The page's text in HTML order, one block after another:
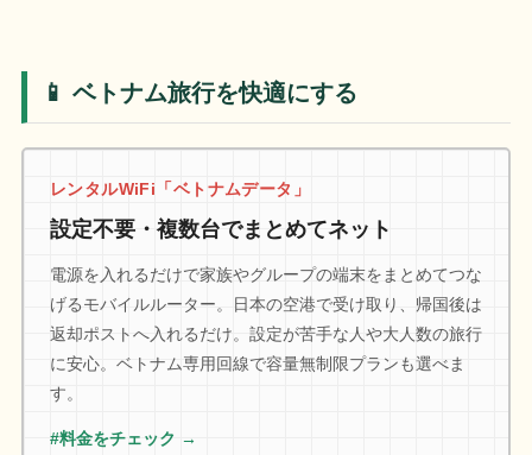
📱 ベトナム旅行を快適にする
レンタルWiFi「ベトナムデータ」
設定不要・複数台でまとめてネット
電源を入れるだけで家族やグループの端末をまとめてつな
げるモバイルルーター。日本の空港で受け取り、帰国後は
返却ポストへ入れるだけ。設定が苦手な人や大人数の旅行
に安心。ベトナム専用回線で容量無制限プランも選べま
す。
#料金をチェック →